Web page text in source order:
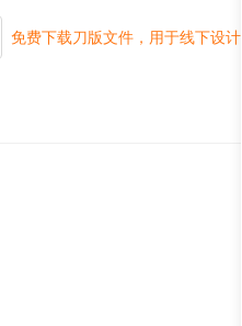
免费下载刀版文件，用于线下设计